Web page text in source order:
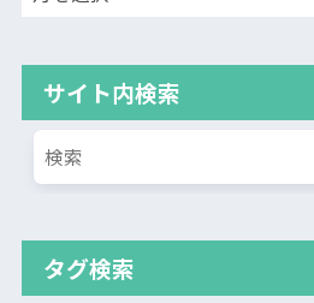
サイト内検索
タグ検索